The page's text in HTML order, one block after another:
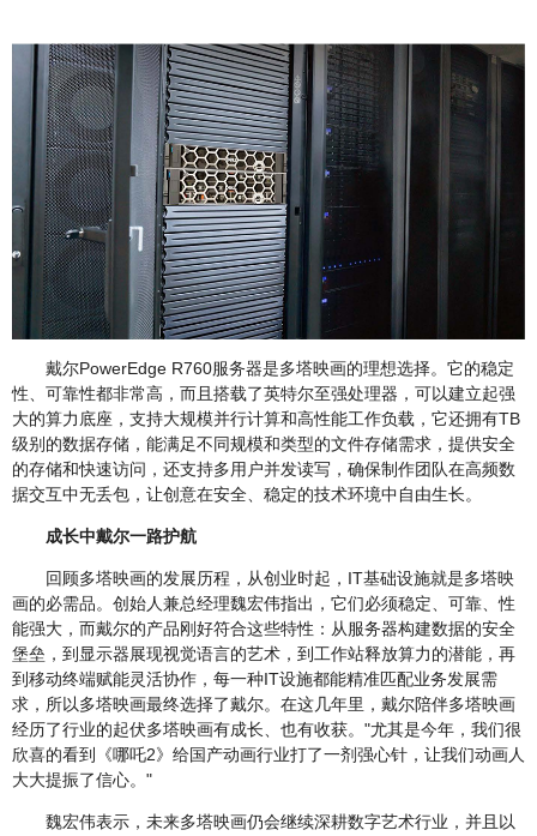
戴尔PowerEdge R760服务器是多塔映画的理想选择。它的稳定
性、可靠性都非常高，而且搭载了英特尔至强处理器，可以建立起强
大的算力底座，支持大规模并行计算和高性能工作负载，它还拥有TB
级别的数据存储，能满足不同规模和类型的文件存储需求，提供安全
的存储和快速访问，还支持多用户并发读写，确保制作团队在高频数
据交互中无丢包，让创意在安全、稳定的技术环境中自由生长。
成长中戴尔一路护航
回顾多塔映画的发展历程，从创业时起，IT基础设施就是多塔映
画的必需品。创始人兼总经理魏宏伟指出，它们必须稳定、可靠、性
能强大，而戴尔的产品刚好符合这些特性：从服务器构建数据的安全
堡垒，到显示器展现视觉语言的艺术，到工作站释放算力的潜能，再
到移动终端赋能灵活协作，每一种IT设施都能精准匹配业务发展需
求，所以多塔映画最终选择了戴尔。在这几年里，戴尔陪伴多塔映画
经历了行业的起伏多塔映画有成长、也有收获。"尤其是今年，我们很
欣喜的看到《哪吒2》给国产动画行业打了一剂强心针，让我们动画人
大大提振了信心。"
魏宏伟表示，未来多塔映画仍会继续深耕数字艺术行业，并且以